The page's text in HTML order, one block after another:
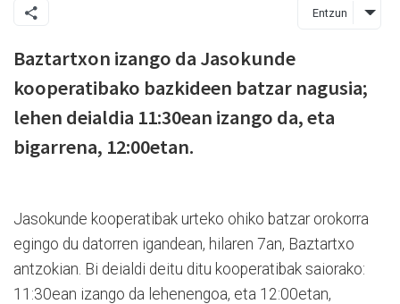
Entzun
Baztartxon izango da Jasokunde
kooperatibako bazkideen batzar nagusia;
lehen deialdia 11:30ean izango da, eta
bigarrena, 12:00etan.
Jasokunde kooperatibak urteko ohiko batzar orokorra
egingo du datorren igandean, hilaren 7an, Baztartxo
antzokian. Bi deialdi deitu ditu kooperatibak saiorako:
11:30ean izango da lehenengoa, eta 12:00etan,